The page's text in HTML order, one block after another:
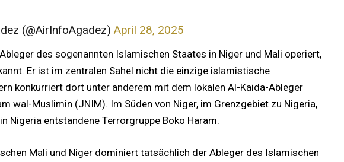
(@AirInfoAgadez) April 28, 2025
des sogenannten Islamischen Staates in Niger und Mali operiert,
Er ist im zentralen Sahel nicht die einzige islamistische
konkurriert dort unter anderem mit dem lokalen Al-Kaida-Ableger
wal-Muslimin (JNIM). Im Süden von Niger, im Grenzgebiet zu Nigeria,
Nigeria entstandene Terrorgruppe Boko Haram.
Mali und Niger dominiert tatsächlich der Ableger des Islamischen